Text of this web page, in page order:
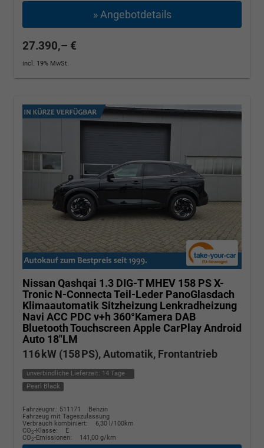
» Angebotdetails
27.390,– €
incl. 19% MwSt.
Nissan Qashqai 1.3 DIG-T MHEV 158 PS X-
Tronic N-Connecta Teil-Leder PanoGlasdach
Klimaautomatik Sitzheizung Lenkradheizung
Navi ACC PDC v+h 360°Kamera DAB
Bluetooth Touchscreen Apple CarPlay Android
Auto 18"LM
116 kW (158 PS), Automatik, Frontantrieb
unverbindliche Lieferzeit: 14 Tage
Pearl Black
Fahrzeugnr.: 511171
Benzin
Fahrzeug mit Tageszulassung
Verbrauch kombiniert:
6,30 l/100km
CO2-Klasse:
E
CO2-Emissionen: 141,00 g/km